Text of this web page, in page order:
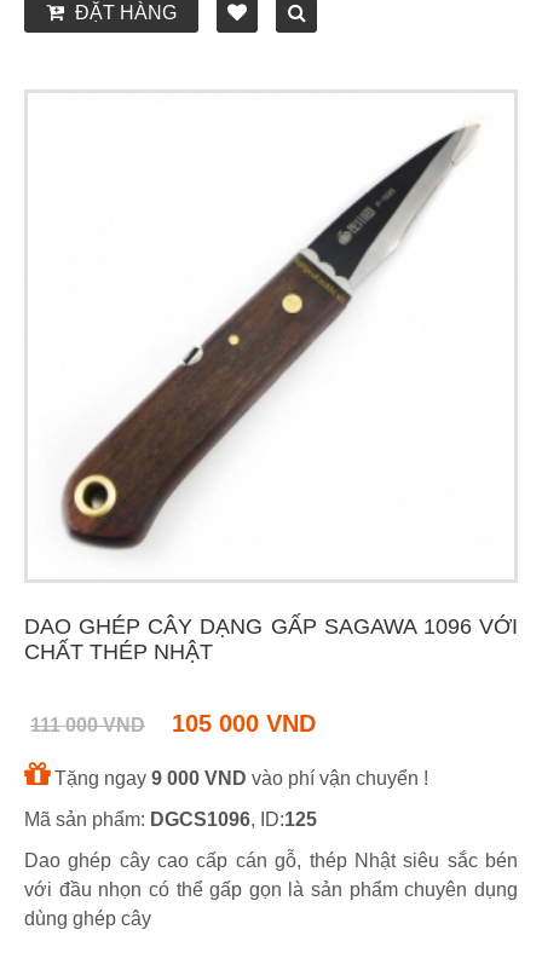
ĐẶT HÀNG
DAO GHÉP CÂY DẠNG GẤP SAGAWA 1096 VỚI
CHẤT THÉP NHẬT
111 000 VND 105 000 VND
Tặng ngay 9 000 VND vào phí vận chuyển !
Mã sản phẩm: DGCS1096, ID:125
Dao ghép cây cao cấp cán gỗ, thép Nhật siêu sắc bén
với đầu nhọn có thể gấp gọn là sản phẩm chuyên dụng
dùng ghép cây